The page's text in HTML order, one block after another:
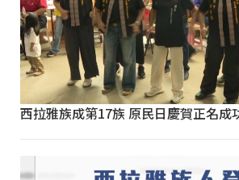
西拉雅族成第17族 原民日慶賀正名成